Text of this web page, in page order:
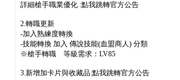
詳細槍手職業優化 :點我跳轉官方公告
2.轉職更新
-加入熟練度轉換
-技能轉換 加入 傳說技能(血盟商人) 分類
※槍手轉職 等級需求：LV85
3.新增加卡片與收藏品:點我跳轉官方公告